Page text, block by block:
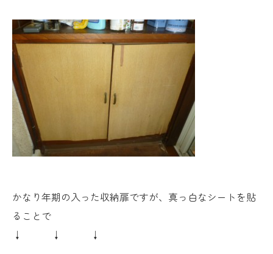
かなり年期の入った収納扉ですが、真っ白なシートを貼
ることで
↓ ↓ ↓